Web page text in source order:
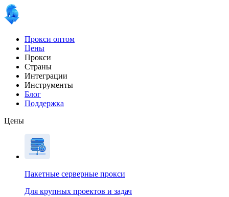
Прокси оптом
Цены
Прокси
Страны
Интеграции
Инструменты
Блог
Поддержка
Цены
Пакетные серверные прокси
Для крупных проектов и задач